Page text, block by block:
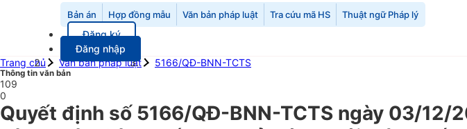
Bản án Hợp đồng mẫu Văn bản pháp luật Tra cứu mã HS Thuật ngữ Pháp lý
Đăng ký
Đăng nhập
Trang chủ
Văn bản pháp luật 5166/QĐ-BNN-TCTS
Thông tin văn bản
109
0
Quyết định số 5166/QĐ-BNN-TCTS ngày 03/12/